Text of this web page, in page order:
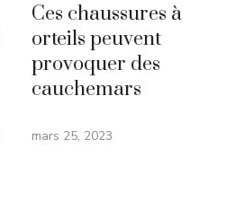
Ces chaussures à
orteils peuvent
provoquer des
cauchemars
mars 25, 2023